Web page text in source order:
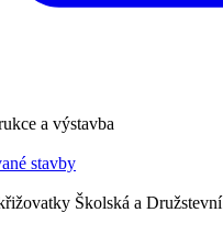
a výstavba
stavby
Školská a Družstevní